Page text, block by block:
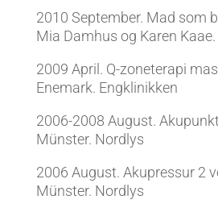
2010 September. Mad som
Mia Damhus og Karen
2009 April. Q-zoneterapi
Enemark. Engklinikken
2006-2008 August.
Münster. Nordlys
2006 August. Akupressur 2
Münster. Nordlys